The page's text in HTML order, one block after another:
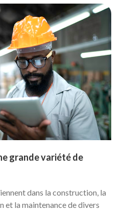
grande variété de
dans la construction, la
la maintenance de divers